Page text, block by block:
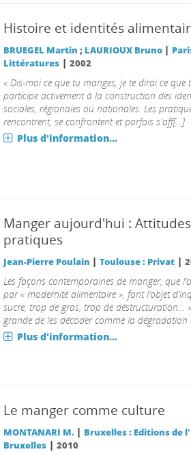
Histoire et identités
BRUEGEL Martin ; LAURIOUX Bruno |
Littératures| 2002
« Dis-moi ce que tu manges, je te dirai ce
participe activement à la construction des
sociales, régionales ou nationales. Les
rencontrent, se confrontent et parfois s'aff[...]
Plus d'information...
Manger aujourd'hui :
pratiques
Jean-Pierre Poulain | Toulouse : Privat|
Les façons contemporaines de manger, que
par « modernité alimentaire », font l’objet
sucre, trop de gras, trop de déstructuration…
grande de les décoder comme la dégradation
Plus d'information...
Le manger comme culture
MONTANARI M. | Bruxelles : Editions de
Bruxelles| 2010